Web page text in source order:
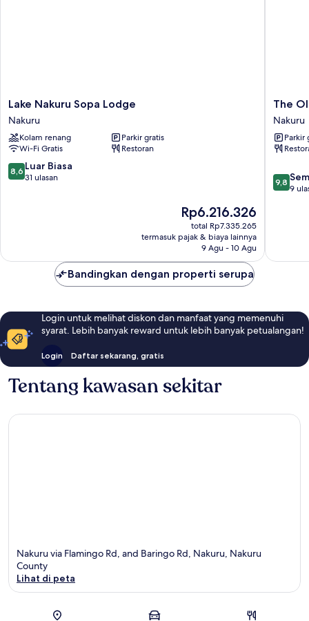
Lake
Nakuru
Sopa
Lodge
Nakuru
Lake Nakuru Sopa Lodge
Nakuru
Kolam renang
Parkir gratis
Wi-Fi Gratis
Restoran
8.6
dari
8,6 Luar Biasa
31 ulasan
Harga
sekarang
Rp6.216.326
Rp6.216.326
total Rp7.335.265
termasuk pajak & biaya lainnya
9 Agu - 10 Agu
The
Ole-
Ken
Hotel
Nakuru
The
Nakuru
Parkir
9.8
dari
9,8
9
Bandingkan dengan properti serupa
Login untuk melihat diskon dan manfaat yang memenuhi
syarat. Lebih banyak reward untuk lebih banyak petualangan!
Login Daftar sekarang, gratis
Tentang kawasan sekitar
Nakuru via Flamingo Rd, and Baringo Rd, Nakuru, Nakuru
County
Lihat di peta